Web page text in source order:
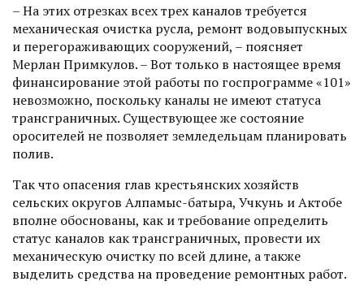
– На этих отрезках всех трех каналов требуется
механическая очистка русла, ремонт водовыпускных
и перегораживающих сооружений, – поясняет
Мерлан Примкулов. – Вот только в настоящее время
финансирование этой работы по госпрограмме «101»
невозможно, поскольку каналы не имеют статуса
трансграничных. Существующее же состояние
оросителей не позволяет земледельцам планировать
полив.
Так что опасения глав крестьянских хозяйств
сельских округов Алпамыс-батыра, Учкунь и Актобе
вполне обоснованы, как и требование определить
статус каналов как трансграничных, провести их
механическую очистку по всей длине, а также
выделить средства на проведение ремонтных работ.